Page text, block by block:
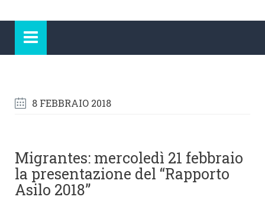
8 FEBBRAIO 2018
Migrantes: mercoledì 21 febbraio
la presentazione del “Rapporto
Asilo 2018”